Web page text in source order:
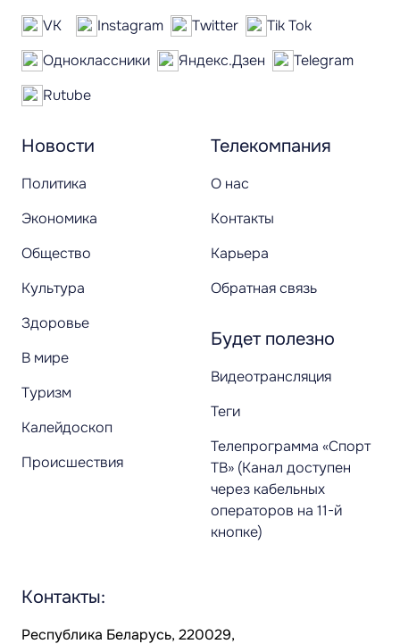
Новости
Политика
Экономика
Общество
Культура
Здоровье
В мире
Туризм
Калейдоскоп
Происшествия
Телекомпания
О нас
Контакты
Карьера
Обратная связь
Будет полезно
Видеотрансляция
Теги
Телепрограмма «Спорт
ТВ» (Канал доступен
через кабельных
операторов на 11-й
кнопке)
VK Instagram Twitter
Tik Tok
Одноклассники
Яндекс.Дзен
Telegram
Rutube
Контакты:
Республика Беларусь, 220029,